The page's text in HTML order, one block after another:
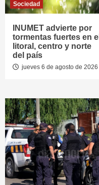
Sociedad
INUMET advierte por
tormentas fuertes en el
litoral, centro y norte
del país
jueves 6 de agosto de 2026